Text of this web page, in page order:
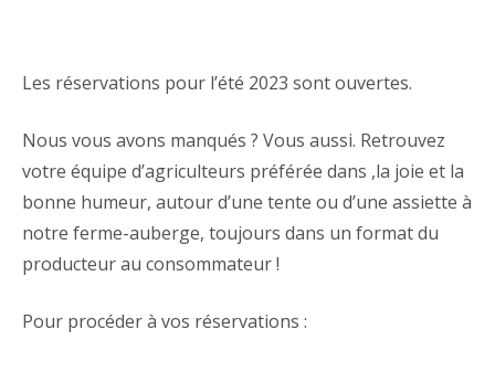
Les réservations pour l’été 2023 sont ouvertes.
Nous vous avons manqués ? Vous aussi. Retrouvez
votre équipe d’agriculteurs préférée dans ,la joie et la
bonne humeur, autour d’une tente ou d’une assiette à
notre ferme-auberge, toujours dans un format du
producteur au consommateur !
Pour procéder à vos réservations :